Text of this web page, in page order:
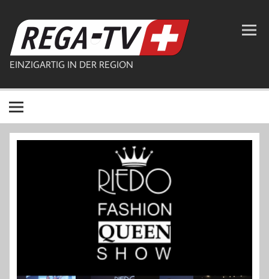
springen
REGA-TV
EINZIGARTIG IN DER REGION